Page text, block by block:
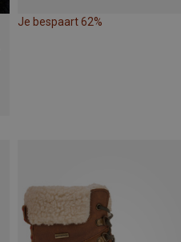
Je bespaart 62%